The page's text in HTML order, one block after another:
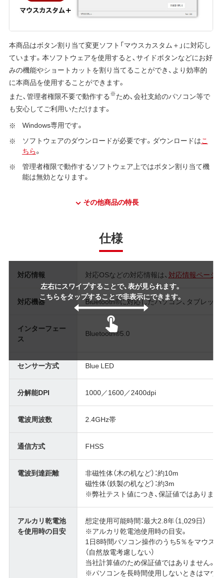
本商品はボタン割り当て変更ソフト「マウスカスタム＋」に対応し
ています。本ソフトウェアを使用すると、サイドボタンなどにお好
みの機能やショートカットを割り当てることができ、より効率的
に本商品を使用することができます。
また、管理者権限不要で動作する※ため、会社支給のパソコン等で
も安心してご利用いただけます。
Windows専用です。
ソフトウェアのダウンロードが必要です。ダウンロードはこ
ちら。
管理者権限で動作するソフトウェア上ではボタン割り当て機
能は無効となります。
その他商品の特長
仕様
左右にスワイプすることで、表が見られます。
こちらをタップすることで非表示にできます。
対応情報 対応OSなどの対応情報は、 対応情報ページ
対応機器 Bluetooth®に対応したパソコン、タブレット
インターフェー
ス
Bluetooth®5.0
センサー方式 Blue LED
分解能DPI 1000／1600／2400dpi
電波周波数 2.4GHz帯
通信方式 FHSS
電波到達距離
非磁性体（木の机など）：約10m
磁性体（鉄製の机など）：約3m
※弊社テスト値につき、保証値ではありま
アルカリ乾電池
を使用時の目安
想定使用可能時間：最大2.8年（1,029日）
※アルカリ乾電池使用時の目安。
1日8時間パソコン操作のうち5％をマウス
（自然放電考慮しない）
当社計算値のため保証値ではありません。（
※パソコンを長時間使用しないときはマウ